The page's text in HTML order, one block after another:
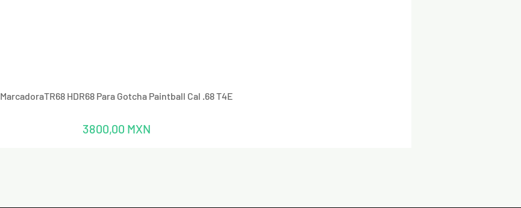
Vista rápida
MarcadoraTR68 HDR68 Para Gotcha Paintball Cal .68 T4E
Precio
3800,00 MXN